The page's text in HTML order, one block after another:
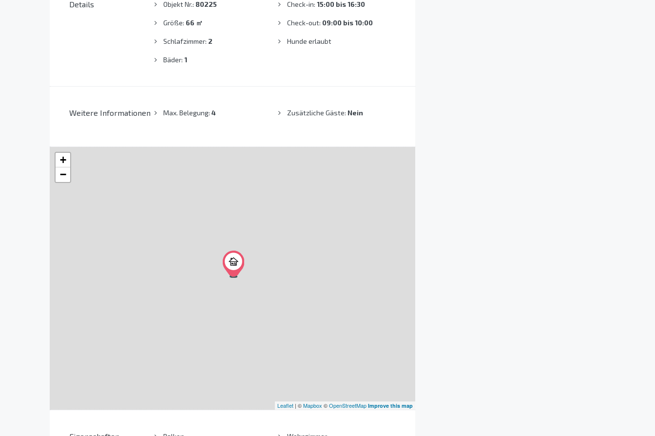
Details Objekt Nr.: 80225
Größe: 66 ㎡
Schlafzimmer: 2
Bäder: 1
Check-in:15:00 bis 16:30
Check-out: 09:00 bis 10:00
Hunde erlaubt
Weitere Informationen Max. Belegung: 4 Zusätzliche Gäste: Nein
+
−
Leaflet | ©Mapbox ©OpenStreetMap Improve this map